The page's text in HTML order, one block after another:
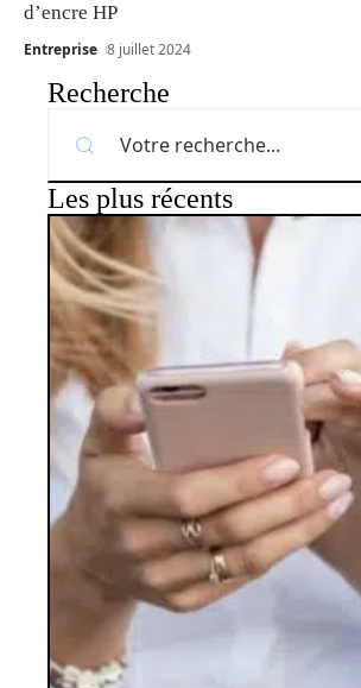
d’encre HP
Entreprise 8 juillet 2024
Recherche
Les plus récents